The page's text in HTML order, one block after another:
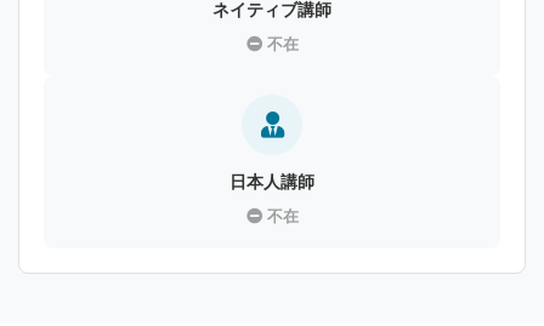
ネイティブ講師
不在
日本人講師
不在